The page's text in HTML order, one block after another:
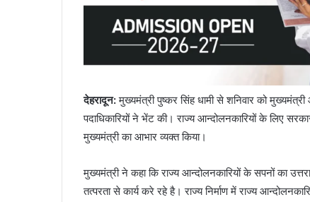
देहरादून:मुख्यमंत्री पुष्कर सिंह धामी से शनिवार को
पदाधिकारियों ने भेंट की। राज्य आन्दोलनकारियों के लिए
मुख्यमंत्री का आभार व्यक्त किया।
मुख्यमंत्री ने कहा कि राज्य आन्दोलनकारियों के सपनों का
तत्परता से कार्य करे रहे है। राज्य निर्माण में राज्य